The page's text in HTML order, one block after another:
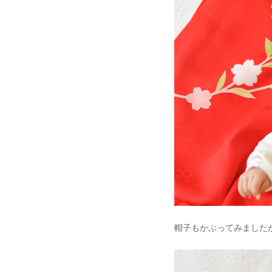
帽子もかぶってみました